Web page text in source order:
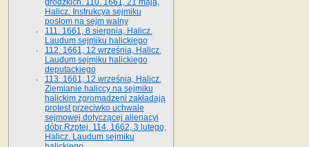
grodzkich. 110. 1661, 21 maja,
Halicz. Instrukcya sejmiku
posłom na sejm walny
111. 1661, 8 sierpnia, Halicz.
Laudum sejmiku halickiego
112. 1661, 12 września, Halicz.
Laudum sejmiku halickiego
deputackiego
113. 1661, 12 września, Halicz.
Ziemianie haliccy na sejmiku
halickim zgromadzeni zakładają
protest przeciwko uchwale
sejmowej dotyczącej alienacyi
dóbr Rzptej. 114. 1662, 3 lutego,
Halicz. Laudum sejmiku